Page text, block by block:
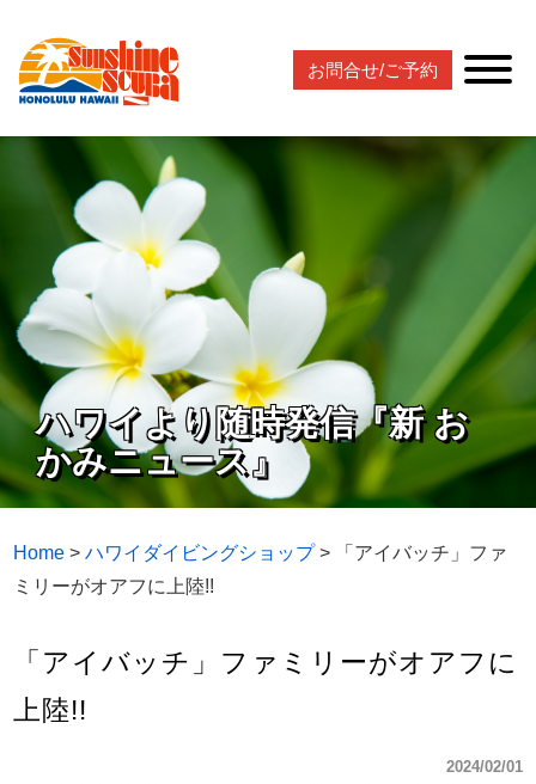
お問合せ/ご予約
ハワイより随時発信『新 お
かみニュース』
Home >ハワイダイビングショップ>
「アイバッチ」ファ
ミリーがオアフに上陸!!
「アイバッチ」ファミリーがオアフに
上陸!!
2024/02/01